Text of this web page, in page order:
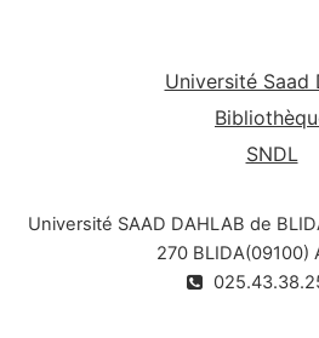
Université Saad
SNDL
Université SAAD DAHLAB de
270 BLIDA(09100)